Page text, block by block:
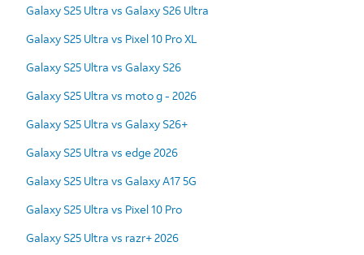
Galaxy S25 Ultra vs Galaxy S26 Ultra
Galaxy S25 Ultra vs Pixel 10 Pro XL
Galaxy S25 Ultra vs Galaxy S26
Galaxy S25 Ultra vs moto g - 2026
Galaxy S25 Ultra vs Galaxy S26+
Galaxy S25 Ultra vs edge 2026
Galaxy S25 Ultra vs Galaxy A17 5G
Galaxy S25 Ultra vs Pixel 10 Pro
Galaxy S25 Ultra vs razr+ 2026